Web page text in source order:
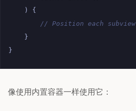
)
{
// Position each
}
}
像使用内置容器一样使用它：